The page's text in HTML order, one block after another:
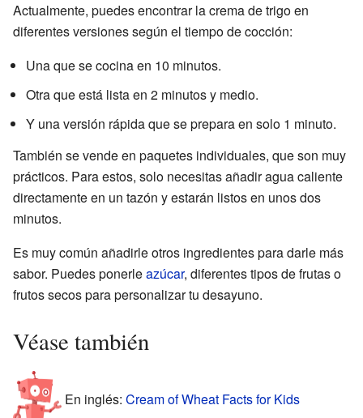
Actualmente, puedes encontrar la crema de trigo en
diferentes versiones según el tiempo de cocción:
Una que se cocina en 10 minutos.
Otra que está lista en 2 minutos y medio.
Y una versión rápida que se prepara en solo 1 minuto.
También se vende en paquetes individuales, que son muy
prácticos. Para estos, solo necesitas añadir agua caliente
directamente en un tazón y estarán listos en unos dos
minutos.
Es muy común añadirle otros ingredientes para darle más
sabor. Puedes ponerleazúcar, diferentes tipos de frutas o
frutos secos para personalizar tu desayuno.
Véase también
En inglés: Cream of Wheat Facts for Kids